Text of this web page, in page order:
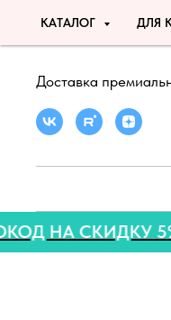
КАТАЛОГ ДЛЯ
Доставка
🍉 ПРОМОКОД